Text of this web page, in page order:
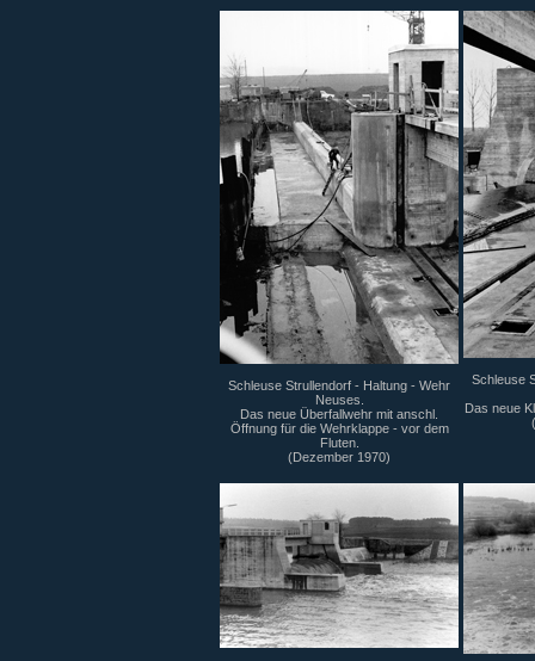
Schleuse Strullendorf - Haltung - Wehr
Neuses.
Das neue Überfallwehr mit anschl.
Öffnung für die Wehrklappe - vor dem
Fluten.
(Dezember 1970)
Schleuse
Das neue